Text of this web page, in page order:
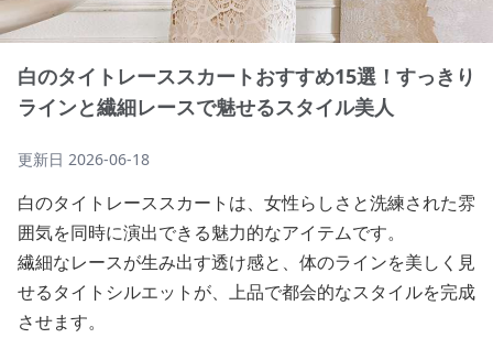
白のタイトレーススカートおすすめ15選！すっきり
ラインと繊細レースで魅せるスタイル美人
更新日 2026-06-18
白のタイトレーススカートは、女性らしさと洗練された雰
囲気を同時に演出できる魅力的なアイテムです。
繊細なレースが生み出す透け感と、体のラインを美しく見
せるタイトシルエットが、上品で都会的なスタイルを完成
させます。